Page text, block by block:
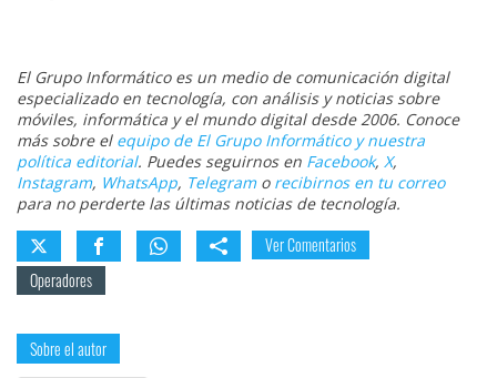
El Grupo Informático es un medio de comunicación digital
especializado en tecnología, con análisis y noticias sobre
móviles, informática y el mundo digital desde 2006. Conoce
más sobre el equipo de El Grupo Informático y nuestra
política editorial. Puedes seguirnos en Facebook, X,
Instagram, WhatsApp, Telegramo recibirnos en tu correo
para no perderte las últimas noticias de tecnología.
Ver Comentarios
Operadores
Sobre el autor